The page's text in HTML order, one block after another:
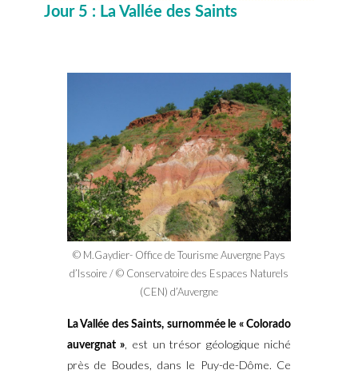
Jour 5 : La Vallée des Saints
© M.Gaydier- Office de Tourisme Auvergne Pays
d’Issoire / © Conservatoire des Espaces Naturels
(CEN) d’Auvergne
La Vallée des Saints, surnommée le « Colorado
auvergnat », est un trésor géologique niché
près de Boudes, dans le Puy-de-Dôme. Ce